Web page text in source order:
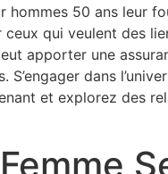
hommes 50 ans leur
qui veulent des
apporter une
dans
et explorez des